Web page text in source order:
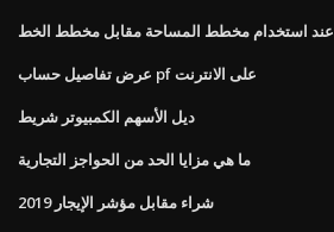
عند استخدام مخطط المساحة مقابل مخطط الخط
عرض تفاصيل حساب pf على الانترنت
ديل الأسهم الكمبيوتر شريط
ما هي مزايا الحد من الحواجز التجارية
شراء مقابل مؤشر الإيجار 2019